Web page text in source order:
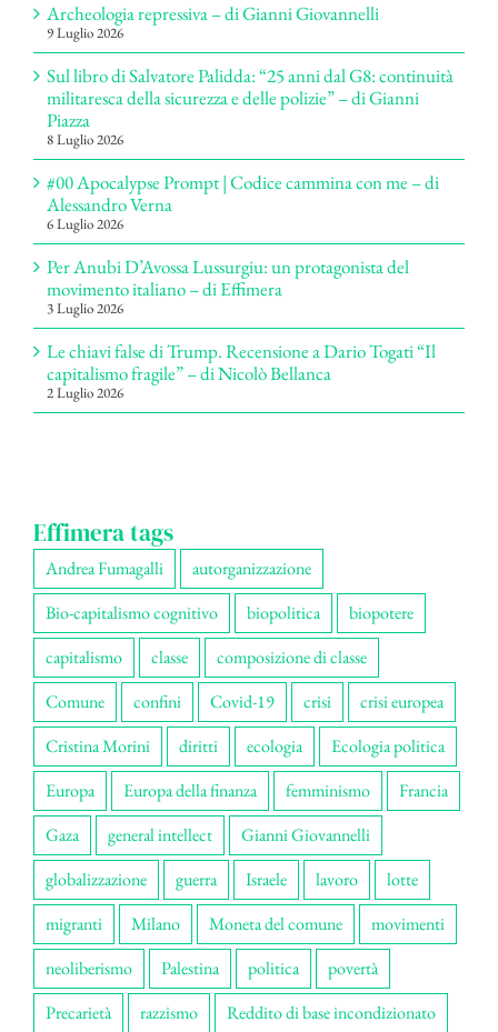
Archeologia repressiva – di Gianni Giovannelli
9 Luglio 2026
Sul libro di Salvatore Palidda: “25 anni dal G8: continuità
militaresca della sicurezza e delle polizie” – di Gianni
Piazza
8 Luglio 2026
#00 Apocalypse Prompt | Codice cammina con me – di
Alessandro Verna
6 Luglio 2026
Per Anubi D’Avossa Lussurgiu: un protagonista del
movimento italiano – di Effimera
3 Luglio 2026
Le chiavi false di Trump. Recensione a Dario Togati “Il
capitalismo fragile” – di Nicolò Bellanca
2 Luglio 2026
Effimera tags
Andrea Fumagalli
autorganizzazione
Bio-capitalismo cognitivo
biopolitica
biopotere
capitalismo
classe
composizione di classe
Comune
confini Covid-19 crisi
crisi europea
Cristina Morini
diritti ecologia
Ecologia politica
Europa
Europa della finanza femminismo
Francia
Gaza
general intellect
Gianni Giovannelli
globalizzazione
guerra Israele lavoro
lotte
migranti
Milano Moneta del comune
movimenti
neoliberismo
Palestina politica
povertà
Precarietà
razzismo Reddito di base incondizionato